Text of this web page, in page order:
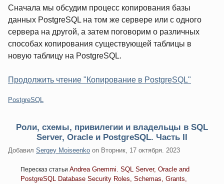
Сначала мы обсудим процесс копирования базы
данных PostgreSQL на том же сервере или с одного
сервера на другой, а затем поговорим о различных
способах копирования существующей таблицы в
новую таблицу на PostgreSQL.
Продолжить чтение "Копирование в PostgreSQL"
Категории:
PostgreSQL
Роли, схемы, привилегии и владельцы в SQL
Server, Oracle и PostgreSQL. Часть II
Добавил Sergey Moiseenko on Вторник, 17 октября. 2023
Пересказ статьи Andrea Gnemmi. SQL Server, Oracle and
PostgreSQL Database Security Roles, Schemas, Grants,